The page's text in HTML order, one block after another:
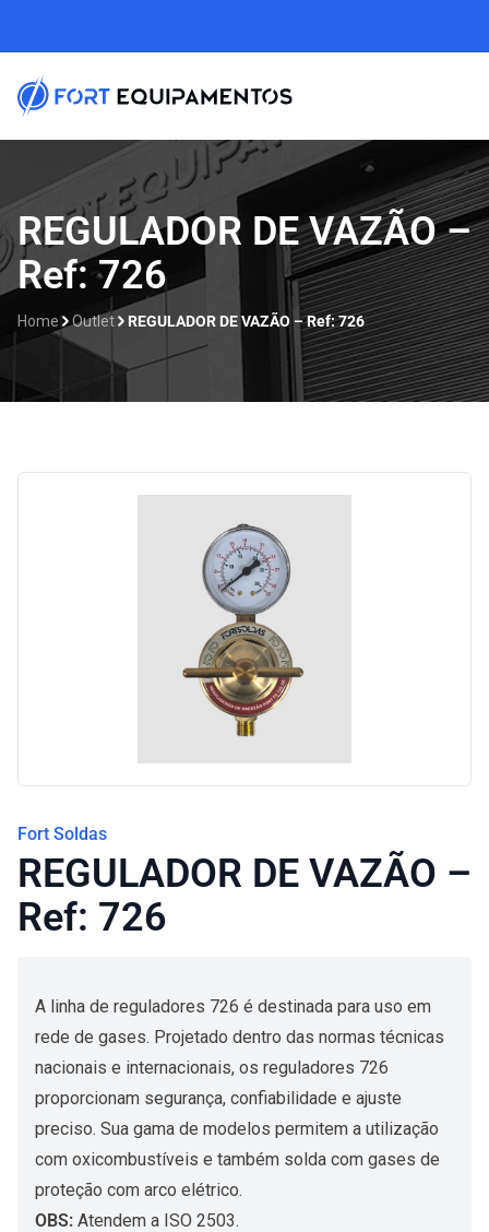
REGULADOR DE VAZÃO –
Ref: 726
Home Outlet REGULADOR DE VAZÃO – Ref: 726
Fort Soldas
REGULADOR DE VAZÃO –
Ref: 726
A linha de reguladores 726 é destinada para uso em
rede de gases. Projetado dentro das normas técnicas
nacionais e internacionais, os reguladores 726
proporcionam segurança, confiabilidade e ajuste
preciso. Sua gama de modelos permitem a utilização
com oxicombustíveis e também solda com gases de
proteção com arco elétrico.
OBS: Atendem a ISO 2503.